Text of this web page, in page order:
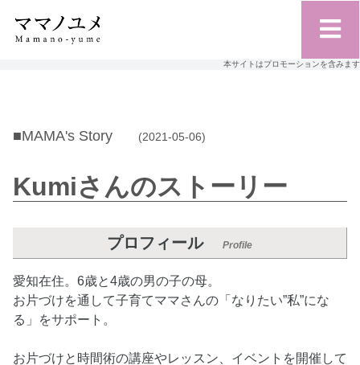
本サイトはプロモーションを含みます
■MAMA's Story (2021-05-06)
Kumiさんのストーリー
プロフィール Profile
愛知在住。6歳と4歳の男の子の母。
お片づけを通して子育てママさんの「なりたい”私”にな
る」をサポート。
お片づけと時間術の講座やレッスン、イベントを開催して